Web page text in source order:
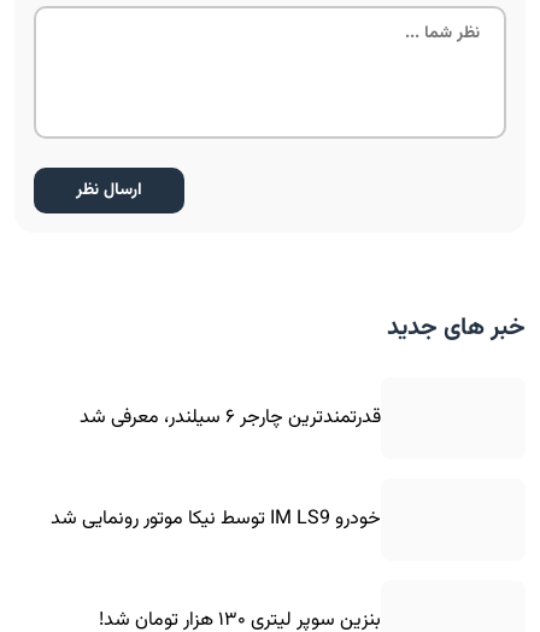
خبر های جدید
قدرتمندترین چارجر ۶ سیلندر، معرفی شد
خودرو IM LS9 توسط نیکا موتور رونمایی شد
بنزین سوپر لیتری ۱۳۰ هزار تومان شد!